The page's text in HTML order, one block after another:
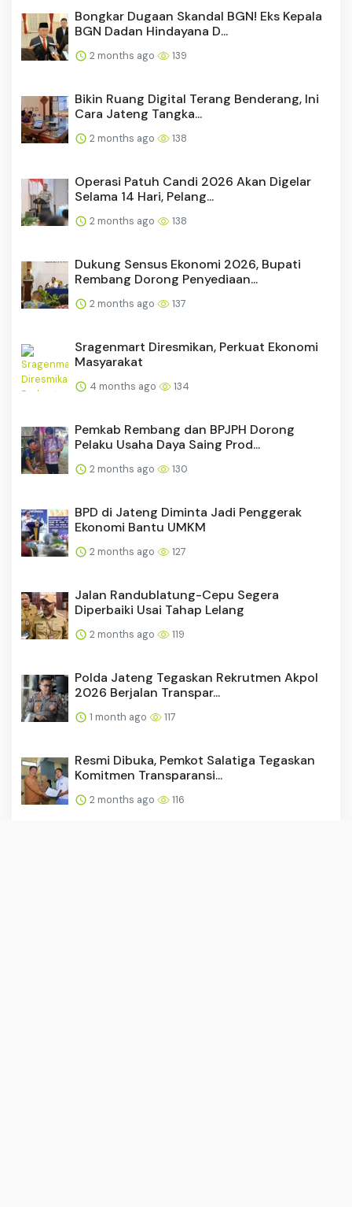
Bongkar Dugaan Skandal BGN! Eks Kepala
BGN Dadan Hindayana D...
2 months ago 139
Bikin Ruang Digital Terang Benderang, Ini
Cara Jateng Tangka...
2 months ago 138
Operasi Patuh Candi 2026 Akan Digelar
Selama 14 Hari, Pelang...
2 months ago 138
Dukung Sensus Ekonomi 2026, Bupati
Rembang Dorong Penyediaan...
2 months ago 137
Sragenmart Diresmikan, Perkuat Ekonomi
Masyarakat
4 months ago 134
Pemkab Rembang dan BPJPH Dorong
Pelaku Usaha Daya Saing Prod...
2 months ago 130
BPD di Jateng Diminta Jadi Penggerak
Ekonomi Bantu UMKM
2 months ago 127
Jalan Randublatung-Cepu Segera
Diperbaiki Usai Tahap Lelang
2 months ago 119
Polda Jateng Tegaskan Rekrutmen Akpol
2026 Berjalan Transpar...
1 month ago 117
Resmi Dibuka, Pemkot Salatiga Tegaskan
Komitmen Transparansi...
2 months ago 116